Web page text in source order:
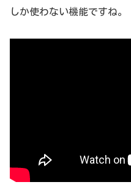
しか使わない機能ですね。